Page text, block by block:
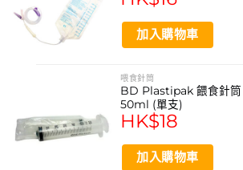
管，大幅提升日常照護的便利性與效率
液體營養品，需存放於陰涼乾爽處，並
一次的原則，以維持最佳衛生標準，是
半透明袋身易於觀察容量
加大滾軸夾精準控制流速
加入購物車
喂食針筒
BD Plastipak 餵食針
50ml (單支)
HK$18
加入購物車